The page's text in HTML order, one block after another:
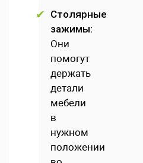
Столярные
зажимы:
Они
помогут
держать
детали
мебели
в
нужном
положении